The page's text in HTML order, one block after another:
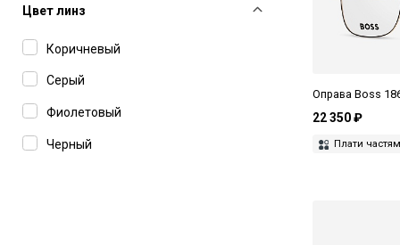
Ray-Ban
Saint Laurent
Smith
Коричневый
Красный
Кремовый
Розовый
Серебряный
Цвет линз
Коричневый
Серый
Фиолетовый
Черный
Оправа Boss
22 350 ₽
Плати